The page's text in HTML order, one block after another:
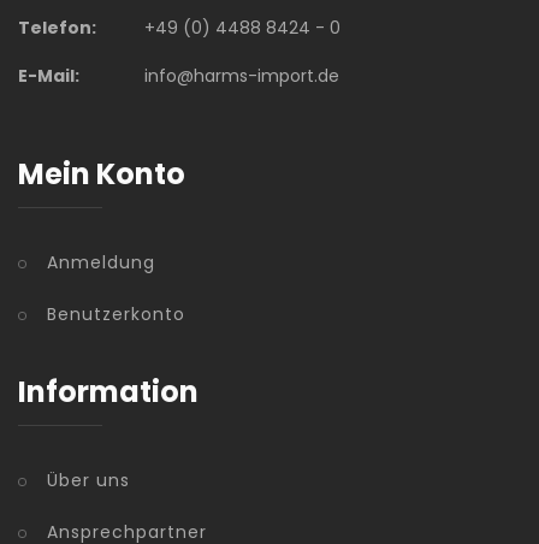
Telefon:
+49 (0) 4488 8424 - 0
E-Mail:
info@harms-import.de
Mein Konto
Anmeldung
Benutzerkonto
Information
Über uns
Ansprechpartner